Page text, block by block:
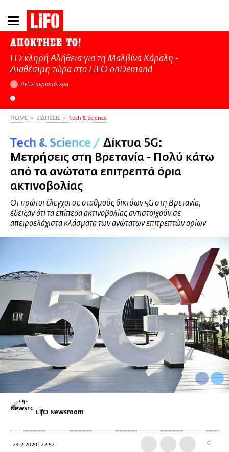
Παράκαμψη
προς
κυρίως
περιεχόμενο
ΑΠΟΚΤΗΣΕ ΤΟ!
Η Σκληρή Αλήθεια για τη Μαλβίνα Κάραλη -
Διαθέσιμη τώρα στo LiFO onDemand
Δείτε περισσότερα
HOME ΕΙΔΗΣΕΙΣ Τech & Science
Τech & Science / Δίκτυα 5G:
Μετρήσεις στη Βρετανία - Πολύ κάτω
από τα ανώτατα επιτρεπτά όρια
ακτινοβολίας
Οι πρώτοι έλεγχοι σε σταθμούς δικτύων 5G στη Βρετανία,
έδειξαν ότι τα επίπεδα ακτινοβολίας αντιστοιχούν σε
απειροελάχιστα κλάσματα των ανώτατων επιτρεπτών ορίων
LifO Newsroom
24.2.2020 | 22:52 0